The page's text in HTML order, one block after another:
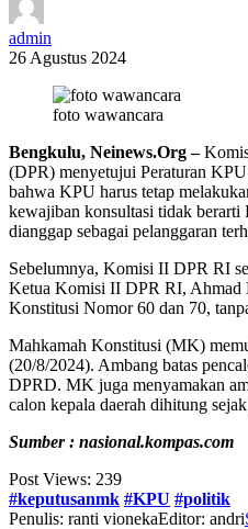
admin
26 Agustus 2024
foto wawancara
Bengkulu, Neinews.Org –
(DPR) menyetujui Peraturan
bahwa KPU harus tetap
kewajiban konsultasi tidak
dianggap sebagai pelanggaran
Sebelumnya, Komisi II DPR RI
Ketua Komisi II DPR RI, Ahmad
Konstitusi Nomor 60 dan 70,
Mahkamah Konstitusi (MK)
(20/8/2024). Ambang batas
DPRD. MK juga menyamakan
calon kepala daerah dihitung
Sumber : nasional.kompas.com
Post Views: 239
#keputusanmk #KPU #politik
Penulis: ranti vionekaEditor: andri